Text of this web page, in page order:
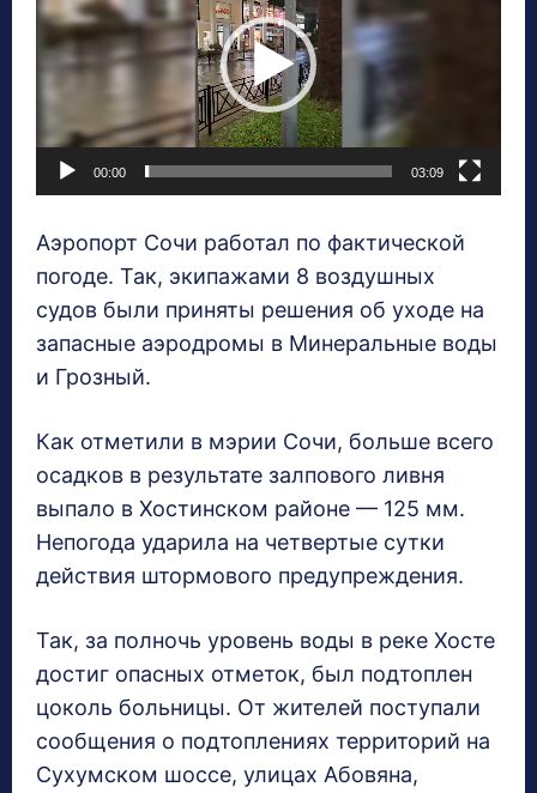
д
е
л
р
00:00 03:09
Аэропорт Сочи работал по фактической
погоде. Так, экипажами 8 воздушных
судов были приняты решения об уходе на
запасные аэродромы в Минеральные воды
и Грозный.
Как отметили в мэрии Сочи, больше всего
осадков в результате залпового ливня
выпало в Хостинском районе — 125 мм.
Непогода ударила на четвертые сутки
действия штормового предупреждения.
Так, за полночь уровень воды в реке Хосте
достиг опасных отметок, был подтоплен
цоколь больницы. От жителей поступали
сообщения о подтоплениях территорий на
Сухумском шоссе, улицах Абовяна,